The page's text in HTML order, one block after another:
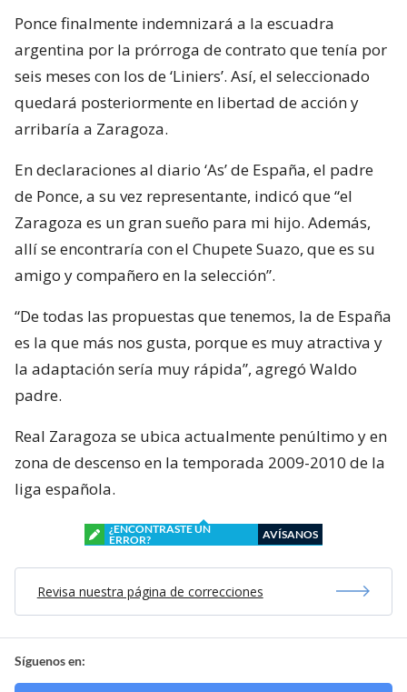
Ponce finalmente indemnizará a la escuadra
argentina por la prórroga de contrato que tenía por
seis meses con los de ‘Liniers’. Así, el seleccionado
quedará posteriormente en libertad de acción y
arribaría a Zaragoza.
En declaraciones al diario ‘As’ de España, el padre
de Ponce, a su vez representante, indicó que “el
Zaragoza es un gran sueño para mi hijo. Además,
allí se encontraría con el Chupete Suazo, que es su
amigo y compañero en la selección”.
“De todas las propuestas que tenemos, la de España
es la que más nos gusta, porque es muy atractiva y
la adaptación sería muy rápida”, agregó Waldo
padre.
Real Zaragoza se ubica actualmente penúltimo y en
zona de descenso en la temporada 2009-2010 de la
liga española.
¿ENCONTRASTE UN
ERROR?
AVÍSANOS
Revisa nuestra página de correcciones
Síguenos en: